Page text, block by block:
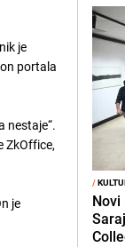
je
portala
nestaje“.
ZkOffice,
je
/